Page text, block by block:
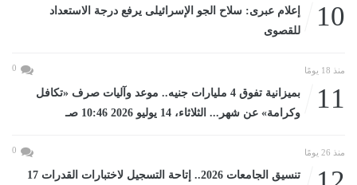
10
إعلام عبرى: سلاح الجو الإسرائيلى يرفع درجة الاستعداد
للقصوى
منذ 18 يومًا 0
11
بميزانية تفوق 4 مليارات جنيه.. موعد وآليات صرف «تكافل
وكرامة» عن شهر... الثلاثاء، 14 يوليو 2026 10:46 صـ
منذ 26 يومًا 0
تنسيق الجامعات 2026.. إتاحة التسجيل لاختبارات القدرات 17